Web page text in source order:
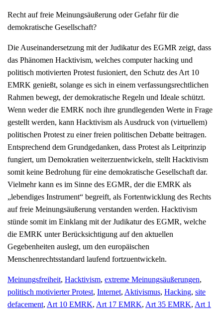
Recht auf freie Meinungsäußerung oder Gefahr für die
demokratische Gesellschaft?
Die Auseinandersetzung mit der Judikatur des EGMR zeigt, dass
das Phänomen Hacktivism, welches computer hacking und
politisch motivierten Protest fusioniert, den Schutz des Art 10
EMRK genießt, solange es sich in einem verfassungsrechtlichen
Rahmen bewegt, der demokratische Regeln und Ideale schützt.
Wenn weder die EMRK noch ihre grundlegenden Werte in Frage
gestellt werden, kann Hacktivism als Ausdruck von (virtuellem)
politischen Protest zu einer freien politischen Debatte beitragen.
Entsprechend dem Grundgedanken, dass Protest als Leitprinzip
fungiert, um Demokratien weiterzuentwickeln, stellt Hacktivism
somit keine Bedrohung für eine demokratische Gesellschaft dar.
Vielmehr kann es im Sinne des EGMR, der die EMRK als
„lebendiges Instrument“ begreift, als Fortentwicklung des Rechts
auf freie Meinungsäußerung verstanden werden. Hacktivism
stünde somit im Einklang mit der Judikatur des EGMR, welche
die EMRK unter Berücksichtigung auf den aktuellen
Gegebenheiten auslegt, um den europäischen
Menschenrechtsstandard laufend fortzuentwickeln.
Meinungsfreiheit, Hacktivism, extreme Meinungsäußerungen,
politisch motivierter Protest, Internet, Aktivismus, Hacking, site
defacement, Art 10 EMRK, Art 17 EMRK, Art 35 EMRK, Art 1